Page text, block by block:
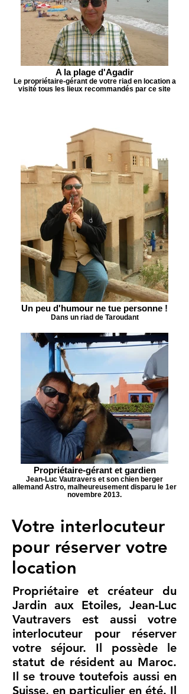
A la plage d'Agadir
Le propriétaire-gérant de votre riad en location a
visité tous les lieux recommandés par ce site
Un peu d'humour ne tue personne !
Dans un riad de Taroudant
Propriétaire-gérant et gardien
Jean-Luc Vautravers et son chien berger
allemand Astro, malheureusement disparu le 1er
novembre 2013.
Votre interlocuteur
pour réserver votre
location
Propriétaire et créateur du
Jardin aux Etoiles, Jean-Luc
Vautravers est aussi votre
interlocuteur pour réserver
votre séjour. Il possède le
statut de résident au Maroc.
Il se trouve toutefois aussi en
Suisse, en particulier en été. Il